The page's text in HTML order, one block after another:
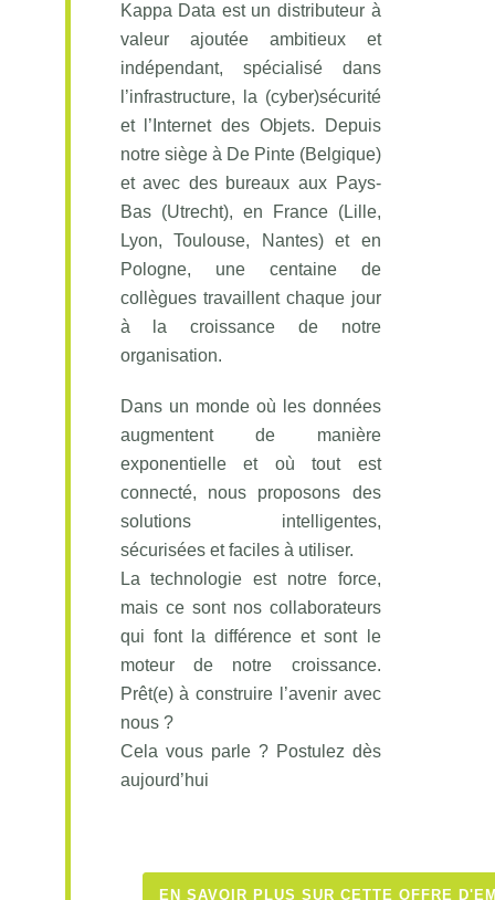
Kappa Data est un distributeur à
valeur ajoutée ambitieux et
indépendant, spécialisé dans
l’infrastructure, la (cyber)sécurité
et l’Internet des Objets. Depuis
notre siège à De Pinte (Belgique)
et avec des bureaux aux Pays-
Bas (Utrecht), en France (Lille,
Lyon, Toulouse, Nantes) et en
Pologne, une centaine de
collègues travaillent chaque jour
à la croissance de notre
organisation.
Dans un monde où les données
augmentent de manière
exponentielle et où tout est
connecté, nous proposons des
solutions intelligentes,
sécurisées et faciles à utiliser.
La technologie est notre force,
mais ce sont nos collaborateurs
qui font la différence et sont le
moteur de notre croissance.
Prêt(e) à construire l’avenir avec
nous ?
Cela vous parle ? Postulez dès
aujourd’hui
EN SAVOIR PLUS SUR CETTE OFFRE